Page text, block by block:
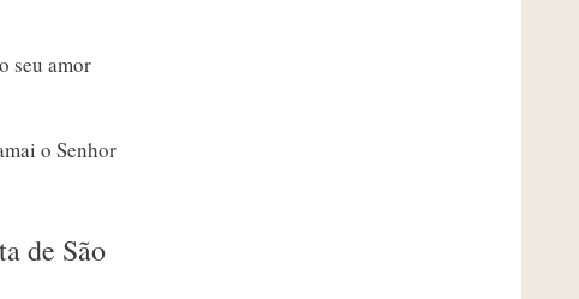
seu amor
o Senhor
de São